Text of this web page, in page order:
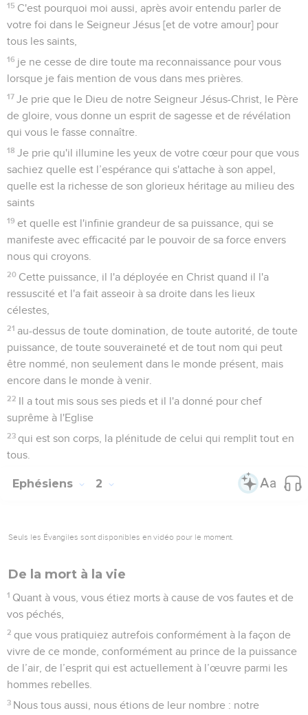
15 C'est pourquoi moi aussi, après avoir entendu parler de
votre foi dans le Seigneur Jésus [et de votre amour] pour
tous les saints,
16 je ne cesse de dire toute ma reconnaissance pour vous
lorsque je fais mention de vous dans mes prières.
17 Je prie que le Dieu de notre Seigneur Jésus-Christ, le Père
de gloire, vous donne un esprit de sagesse et de révélation
qui vous le fasse connaître.
18 Je prie qu'il illumine les yeux de votre cœur pour que vous
sachiez quelle est l’espérance qui s'attache à son appel,
quelle est la richesse de son glorieux héritage au milieu des
saints
19 et quelle est l'infinie grandeur de sa puissance, qui se
manifeste avec efficacité par le pouvoir de sa force envers
nous qui croyons.
20 Cette puissance, il l'a déployée en Christ quand il l'a
ressuscité et l'a fait asseoir à sa droite dans les lieux
célestes,
21 au-dessus de toute domination, de toute autorité, de toute
puissance, de toute souveraineté et de tout nom qui peut
être nommé, non seulement dans le monde présent, mais
encore dans le monde à venir.
22 Il a tout mis sous ses pieds et il l'a donné pour chef
suprême à l'Eglise
23 qui est son corps, la plénitude de celui qui remplit tout en
tous.
Ephésiens 2
Seuls les Évangiles sont disponibles en vidéo pour le moment.
De la mort à la vie
1 Quant à vous, vous étiez morts à cause de vos fautes et de
vos péchés,
2 que vous pratiquiez autrefois conformément à la façon de
vivre de ce monde, conformément au prince de la puissance
de l’air, de l’esprit qui est actuellement à l’œuvre parmi les
hommes rebelles.
3 Nous tous aussi, nous étions de leur nombre : notre